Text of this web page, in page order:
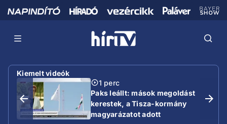
Kiemelt videók
1 perc
Paks leállt: mások megoldást
kerestek, a Tisza-kormány
magyarázatot adott